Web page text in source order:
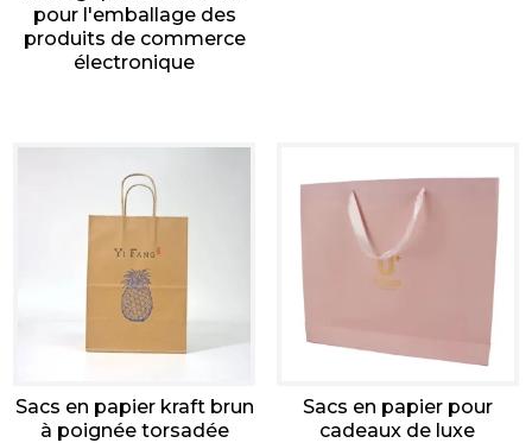
pour l'emballage des
produits de commerce
électronique
Sacs en papier kraft brun
à poignée torsadée
Sacs en papier pour
cadeaux de luxe